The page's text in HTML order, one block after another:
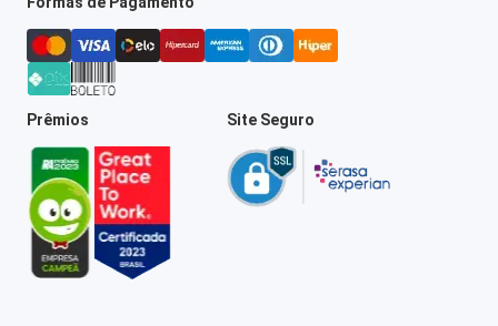
Prêmios Site Seguro